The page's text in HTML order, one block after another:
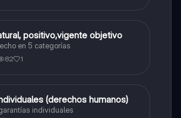
positivo,vigente objetivo
en 5 categorías
82 1
(derechos humanos)
individuales